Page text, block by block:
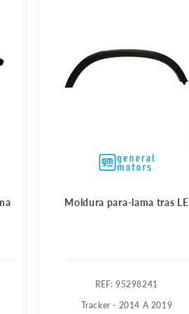
Moldura para-lama tras LE
:95298241
Tracker - 2014 A 2019